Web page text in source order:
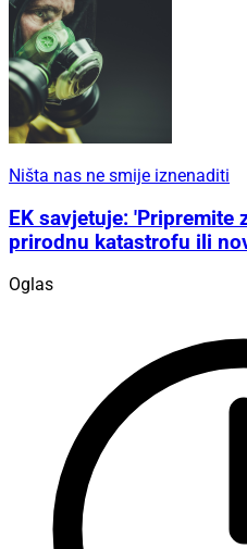
Ništa nas ne smije iznenaditi
EK savjetuje: 'Pripremite
prirodnu katastrofu ili
Oglas